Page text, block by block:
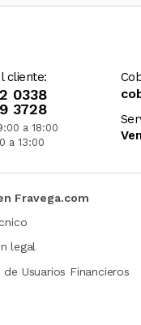
cliente:
0338
3728
a 18:00
a 13:00
Fravega.com
legal
Usuarios Financieros